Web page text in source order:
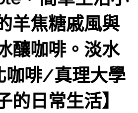
羊焦糖戚風與
釀咖啡。淡水
啡/真理大學
的日常生活】